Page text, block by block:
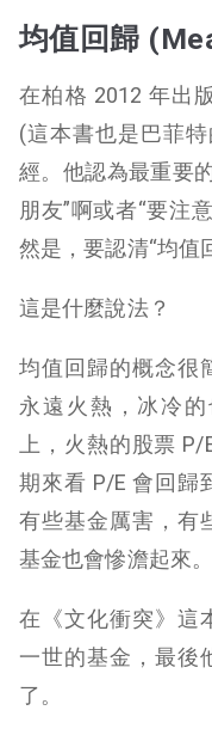
均值回歸
在柏格 2012 年出
(這本書也是巴菲
經。他認為最重要
朋友”啊或者“要注
然是，要認清“均值
這是什麼說法？
均值回歸的概念很
永遠火熱，冰冷
上，火熱的股票
期來看 P/E 會回歸
有些基金厲害，有
基金也會慘澹起來。
在《文化衝突》這
一世的基金，最後
了。